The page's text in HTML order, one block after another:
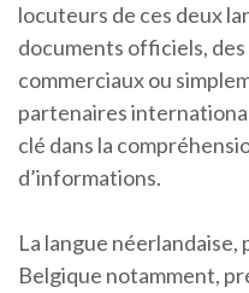
locuteurs de ces deux
documents officiels,
commerciaux ou
partenaires
clé dans la
d’informations.
La langue néerlandaise,
Belgique notamment,